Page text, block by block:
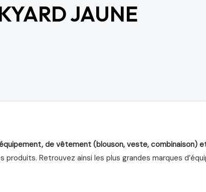
JAUNE
de vêtement (blouson, veste, combinaison)
Retrouvez ainsi les plus grandes marques